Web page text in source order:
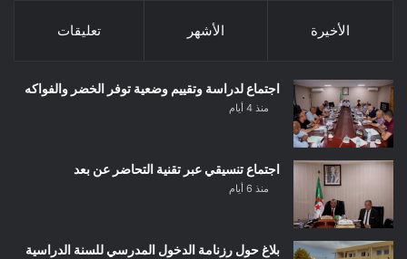
الأخيرة الأشهر تعليقات
اجتماع لدراسة وتقييم وضعية توفر الخضر والفواكه
منذ 4 أيام
اجتماع تنسيقي عبر تقنية التحاضر عن بعد
منذ 6 أيام
بلاغ حول رزنامة الدخول المدرسي للسنة الدراسية